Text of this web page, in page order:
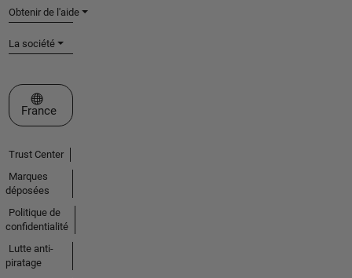
Obtenir de l'aide
La société
Sélectionner un site web
France
Trust Center
Marques
déposées
Politique de
confidentialité
Lutte anti-
piratage